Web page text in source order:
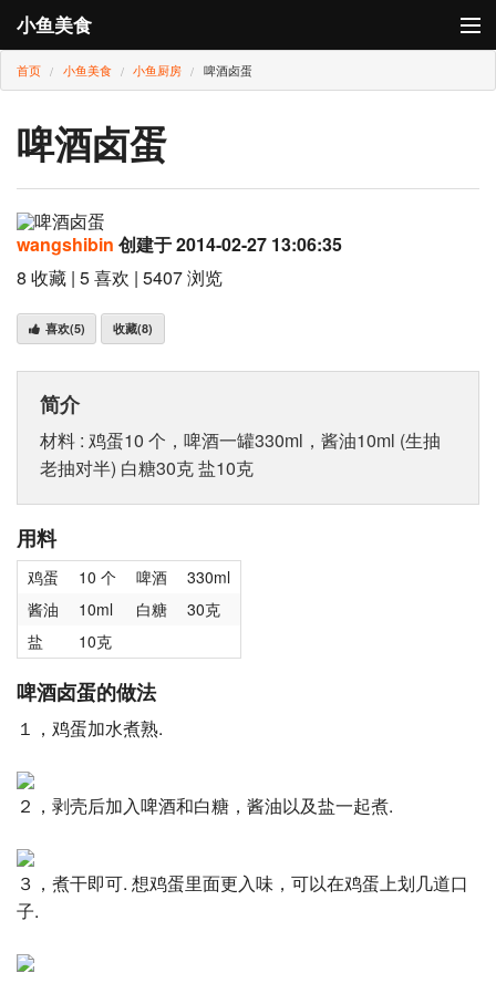
小鱼美食
登录
小鱼厨房
首页 小鱼美食 小鱼厨房 啤酒卤蛋
啤酒卤蛋
wangshibin 创建于 2014-02-27 13:06:35
8 收藏 | 5 喜欢 | 5407 浏览
喜欢(5) 收藏(8)
简介
材料 : 鸡蛋10 个，啤酒一罐330ml，酱油10ml (生抽
老抽对半) 白糖30克 盐10克
用料
鸡蛋 10 个 啤酒
330ml
酱油
10ml 白糖
30克
盐
10克
啤酒卤蛋的做法
１，鸡蛋加水煮熟.
２，剥壳后加入啤酒和白糖，酱油以及盐一起煮.
３，煮干即可. 想鸡蛋里面更入味，可以在鸡蛋上划几道口
子.